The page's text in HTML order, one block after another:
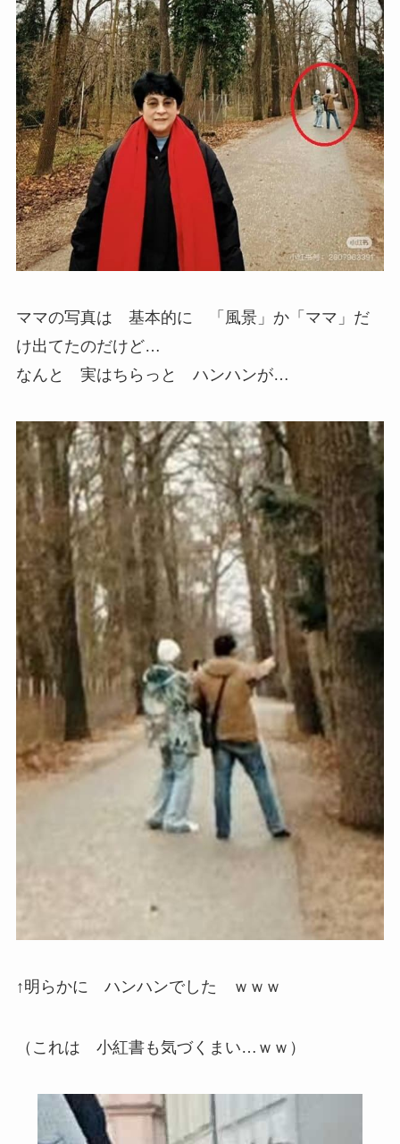
ママの写真は 基本的に 「風景」か「ママ」だ
け出てたのだけど…
なんと 実はちらっと ハンハンが…
↑明らかに ハンハンでした ｗｗｗ
（これは 小紅書も気づくまい…ｗｗ）